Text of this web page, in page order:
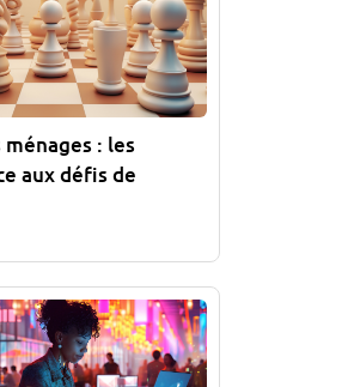
: les
aux défis de